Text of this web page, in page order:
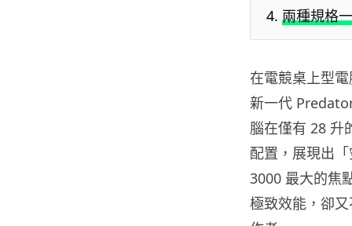
兩種規格
在電競桌上型
新一代
腦在僅有 28 升
配置，展現出
3000 最大的焦
極致效能，卻